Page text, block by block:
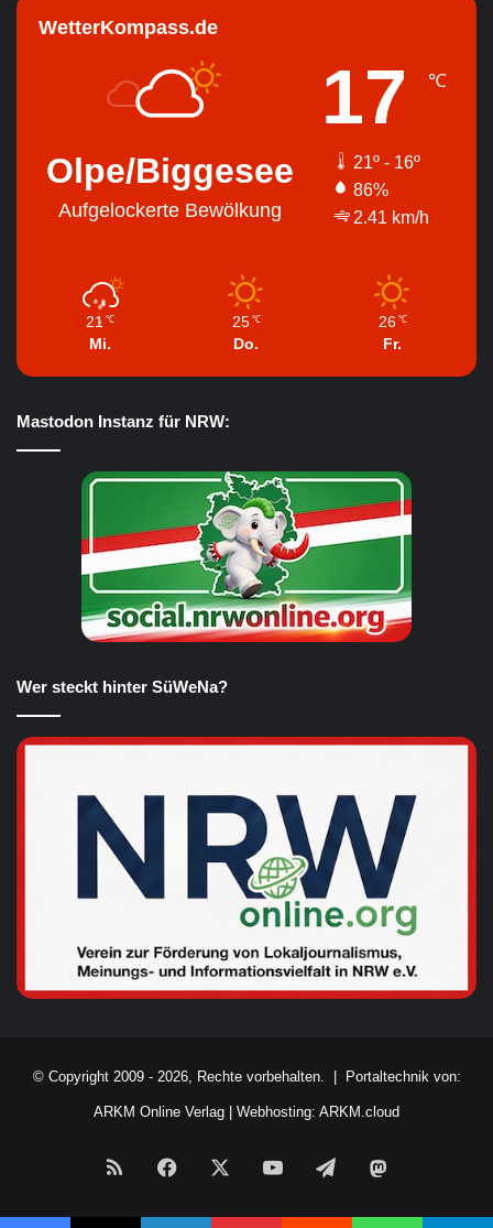
WetterKompass.de
Olpe/Biggesee
Aufgelockerte Bewölkung
17 ℃
21º - 16º
86%
2.41 km/h
21 ℃
Mi.
25 ℃
Do.
26 ℃
Fr.
Mastodon Instanz für NRW:
Wer steckt hinter SüWeNa?
© Copyright 2009 - 2026, Rechte vorbehalten. | Portaltechnik von:
ARKM Online Verlag | Webhosting: ARKM.cloud
RSS Facebook YouTubeTelegram